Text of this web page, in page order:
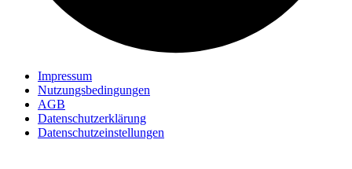
Impressum
Nutzungsbedingungen
AGB
Datenschutzerklärung
Datenschutzeinstellungen